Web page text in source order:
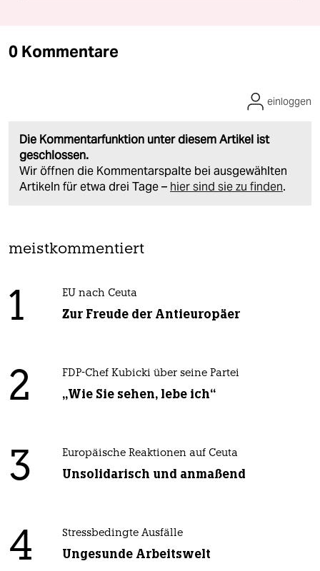
0 Kommentare
Die Kommentarfunktion unter diesem Artikel ist
geschlossen.
Wir öffnen die Kommentarspalte bei ausgewählten
Artikeln für etwa drei Tage – hier sind sie zu finden.
einloggen
meistkommentiert
1 EU nach Ceuta
Zur Freude der Antieuropäer
2 FDP-Chef Kubicki über seine Partei
„Wie Sie sehen, lebe ich“
3 Europäische Reaktionen auf Ceuta
Unsolidarisch und anmaßend
4 Stressbedingte Ausfälle
Ungesunde Arbeitswelt